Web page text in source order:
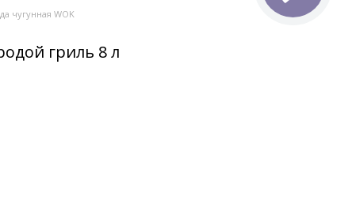
чугунная WOK
гриль 8 л